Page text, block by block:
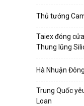
Thủ tướng
Taiex đóng
Thung lũng
Hà Nhuận
Trung Quốc
Loan